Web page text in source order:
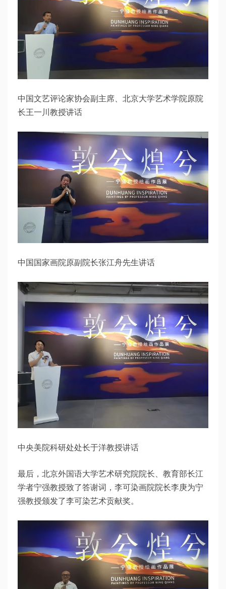
中国文艺评论家协会副主席、北京大学艺术学院原院
长王一川教授讲话
中国国家画院原副院长张江舟先生讲话
中央美院科研处处长于洋教授讲话
最后，北京外国语大学艺术研究院院长、教育部长江
学者宁强教授致了答谢词，李可染画院院长李庚为宁
强教授颁发了李可染艺术贡献奖。